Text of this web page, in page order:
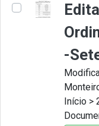
-
Início >